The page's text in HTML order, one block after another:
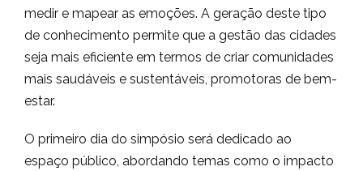
medir e mapear as emoções. A geração deste tipo
de conhecimento permite que a gestão das cidades
seja mais eficiente em termos de criar comunidades
mais saudáveis e sustentáveis, promotoras de bem-
estar.
O primeiro dia do simpósio será dedicado ao
espaço público, abordando temas como o impacto